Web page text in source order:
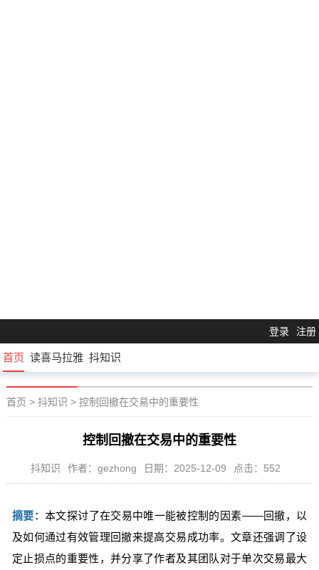
登录 注册
首页 读喜马拉雅 抖知识
首页 > 抖知识 > 控制回撤在交易中的重要性
控制回撤在交易中的重要性
抖知识 作者：gezhong 日期：2025-12-09 点击：552
摘要：本文探讨了在交易中唯一能被控制的因素——回撤，以
及如何通过有效管理回撤来提高交易成功率。文章还强调了设
定止损点的重要性，并分享了作者及其团队对于单次交易最大